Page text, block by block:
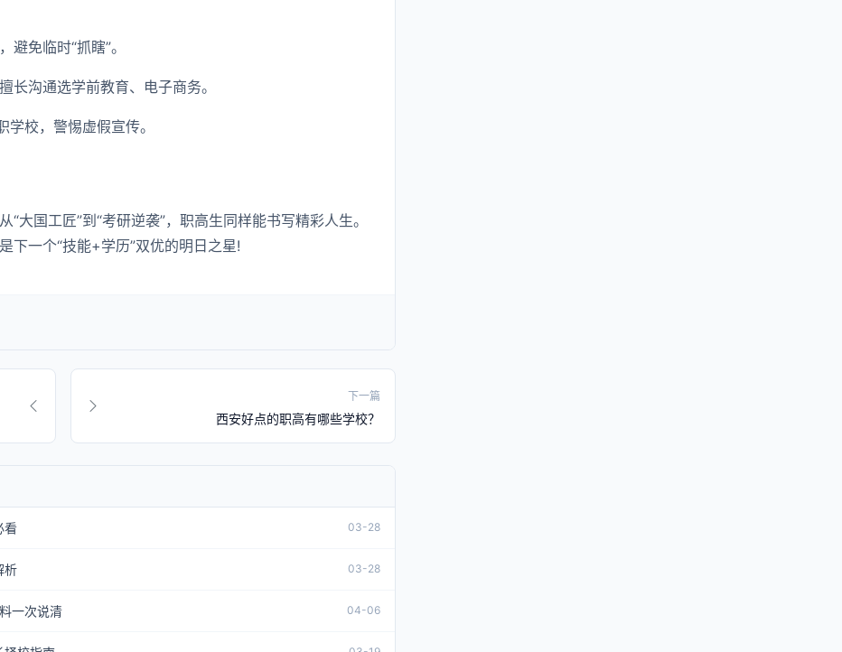
免临时“抓瞎”。
长沟通选学前教育、电子商务。
学校，警惕虚假宣传。
大国工匠”到“考研逆袭”，职高生同样能书写精彩人生。
下一个“技能+学历”双优的明日之星!
下一篇
西安好点的职高有哪些学校？
看 03-28
析 03-28
一次说清 04-06